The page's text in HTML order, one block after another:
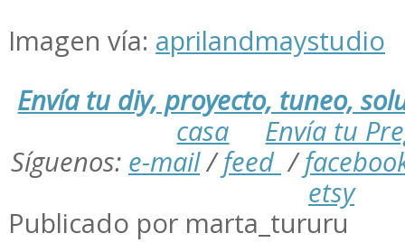
Imagen vía: aprilandmaystudio
Envía tu diy, proyecto, tuneo,
casa
Envía tu
Síguenos: e-mail/feed /
etsy
Publicado por marta_tururu